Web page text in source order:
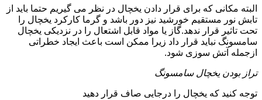
البته مکانی که برای قرار دادن یخچال در نظر می گیریم حتما باید از
تابش نور مستقیم خورشید نیز دور باشد و گرما کارکرد یخچال را
تحت تاثیر قرار ندهد.گاز یا مواد قابل اشتعال را در نزدیکی یخچال
سامسونگ نباید قرار داد زیرا ممکن است باعث ایجاد خطراتی
ازجمله آتش سوزی شود.
تراز بودن یخچال سامسونگ
توجه کنید که یخچال را درجایی صاف قرار دهید